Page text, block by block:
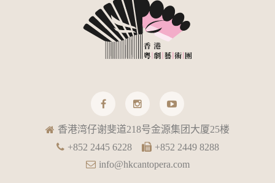
香港湾仔谢斐道218号金源集团大厦25楼
+852 2445 6228
+852 2449 8288
info@hkcantopera.com